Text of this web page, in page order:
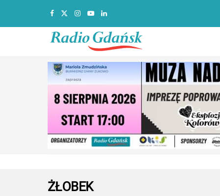
ŻŁOBEK